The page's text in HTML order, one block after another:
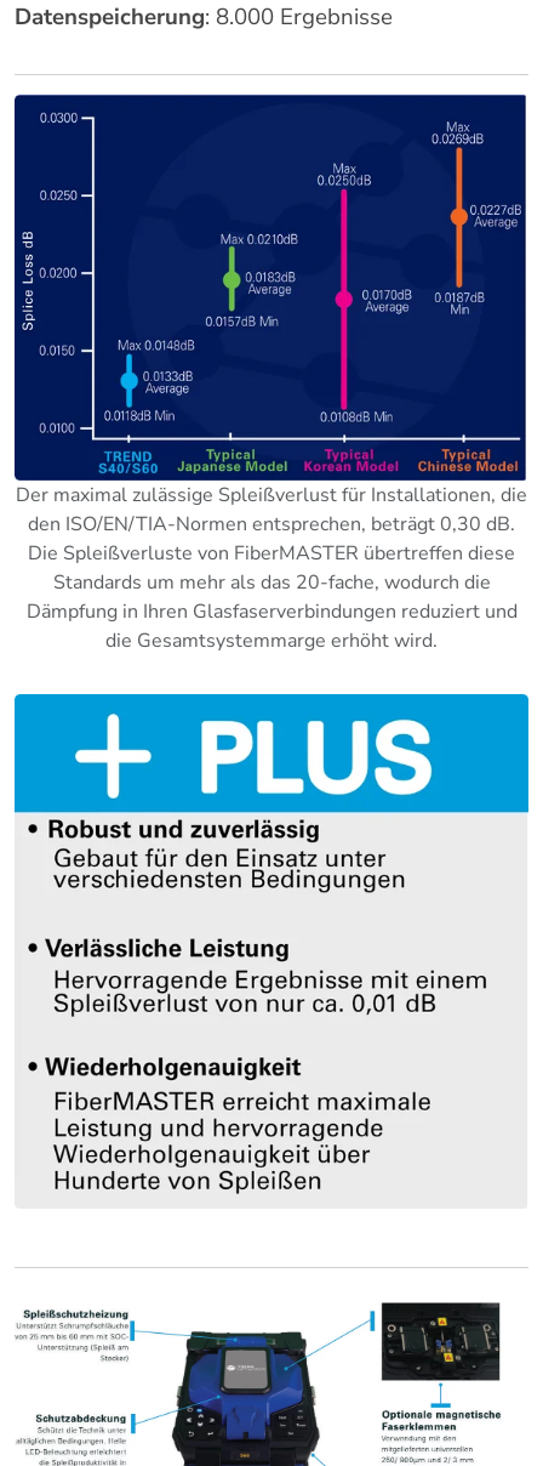
Datenspeicherung: 8.000 Ergebnisse
Der maximal zulässige Spleißverlust für Installationen, die
den ISO/EN/TIA-Normen entsprechen, beträgt 0,30 dB.
Die Spleißverluste von FiberMASTER übertreffen diese
Standards um mehr als das 20-fache, wodurch die
Dämpfung in Ihren Glasfaserverbindungen reduziert und
die Gesamtsystemmarge erhöht wird.